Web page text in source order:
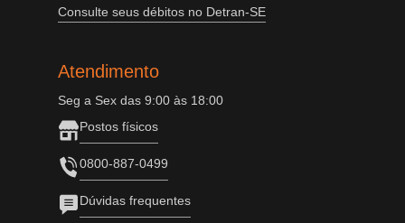
Consulte seus débitos no Detran-SE
Atendimento
Seg a Sex das 9:00 às 18:00
Postos físicos
0800-887-0499
Dúvidas frequentes